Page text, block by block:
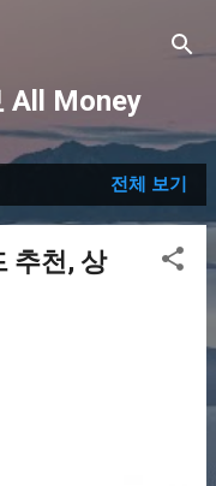
All Money
전체 보기
추천, 상